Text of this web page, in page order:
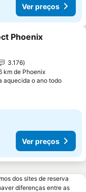
Ver preços
aos favoritos
Phoenix
3.176
km de Phoenix
aquecida o ano todo
Ver preços
dos sites de reserva
diferenças entre as